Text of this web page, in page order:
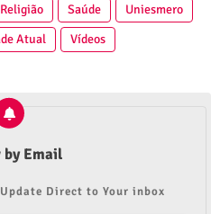
Religião Saúde
Uniesmero
Atual Vídeos
by Email
Direct to Your inbox